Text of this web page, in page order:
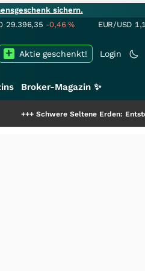
sichern.
29.396,35 -0,46% EUR/USD
Login
Aktie geschenkt!
Broker-Magazin ✨
Seltene Erden: Entsteht hier die